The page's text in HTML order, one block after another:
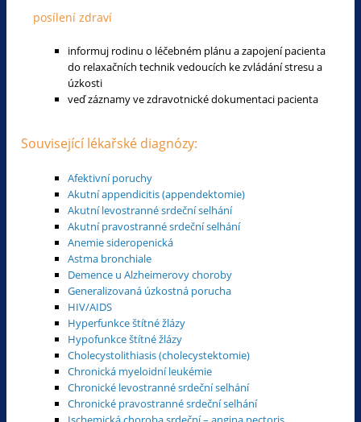
posílení zdraví
informuj rodinu o léčebném plánu a zapojení pacienta
do relaxačních technik vedoucích ke zvládání stresu a
úzkosti
veď záznamy ve zdravotnické dokumentaci pacienta
Související lékařské diagnózy:
Afektivní poruchy
Akutní appendicitis (appendektomie)
Akutní levostranné srdeční selhání
Akutní pravostranné srdeční selhání
Anemie sideropenická
Astma bronchiale
Demence u Alzheimerovy choroby
Generalizovaná úzkostná porucha
HIV/AIDS
Hyperfunkce štítné žlázy
Hypofunkce štítné žlázy
Cholecystolithiasis (cholecystektomie)
Chronická myeloidní leukémie
Chronické levostranné srdeční selhání
Chronické pravostranné srdeční selhání